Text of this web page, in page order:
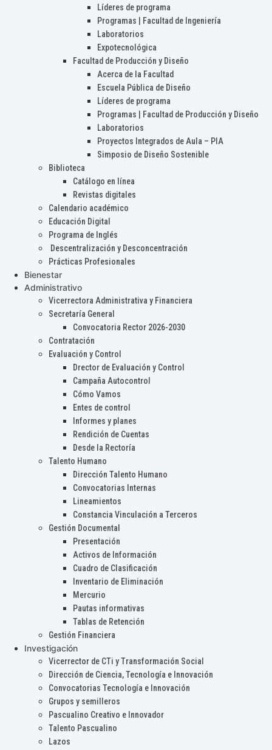
Líderes de programa
Programas | Facultad de Ingeniería
Laboratorios
Expotecnológica
Facultad de Producción y Diseño
Acerca de la Facultad
Escuela Pública de Diseño
Líderes de programa
Programas | Facultad de Producción y Diseño
Laboratorios
Proyectos Integrados de Aula – PIA
Simposio de Diseño Sostenible
Biblioteca
Catálogo en línea
Revistas digitales
Calendario académico
Educación Digital
Programa de Inglés
Descentralización y Desconcentración
Prácticas Profesionales
Bienestar
Administrativo
Vicerrectora Administrativa y Financiera
Secretaría General
Convocatoria Rector 2026-2030
Contratación
Evaluación y Control
Drector de Evaluación y Control
Campaña Autocontrol
Cómo Vamos
Entes de control
Informes y planes
Rendición de Cuentas
Desde la Rectoría
Talento Humano
Dirección Talento Humano
Convocatorias Internas
Lineamientos
Constancia Vinculación a Terceros
Gestión Documental
Presentación
Activos de Información
Cuadro de Clasificación
Inventario de Eliminación
Mercurio
Pautas informativas
Tablas de Retención
Gestión Financiera
Investigación
Vicerrector de CTi y Transformación Social
Dirección de Ciencia, Tecnología e Innovación
Convocatorias Tecnología e Innovación
Grupos y semilleros
Pascualino Creativo e Innovador
Talento Pascualino
Lazos